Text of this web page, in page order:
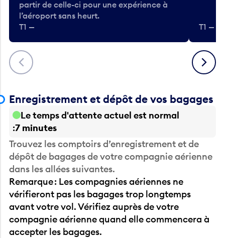
Précédent
partir de celle-ci pour une expérience à
l’aéroport sans heurt.
T1 —
T1 —
Suivant
Enregistrement et dépôt de vos bagages
Le temps d'attente actuel est normal
7 minutes
Trouvez les comptoirs d’enregistrement et de
dépôt de bagages de votre compagnie aérienne
dans les allées suivantes.
Remarque : Les compagnies aériennes ne
vérifieront pas les bagages trop longtemps
avant votre vol. Vérifiez auprès de votre
compagnie aérienne quand elle commencera à
accepter les bagages.